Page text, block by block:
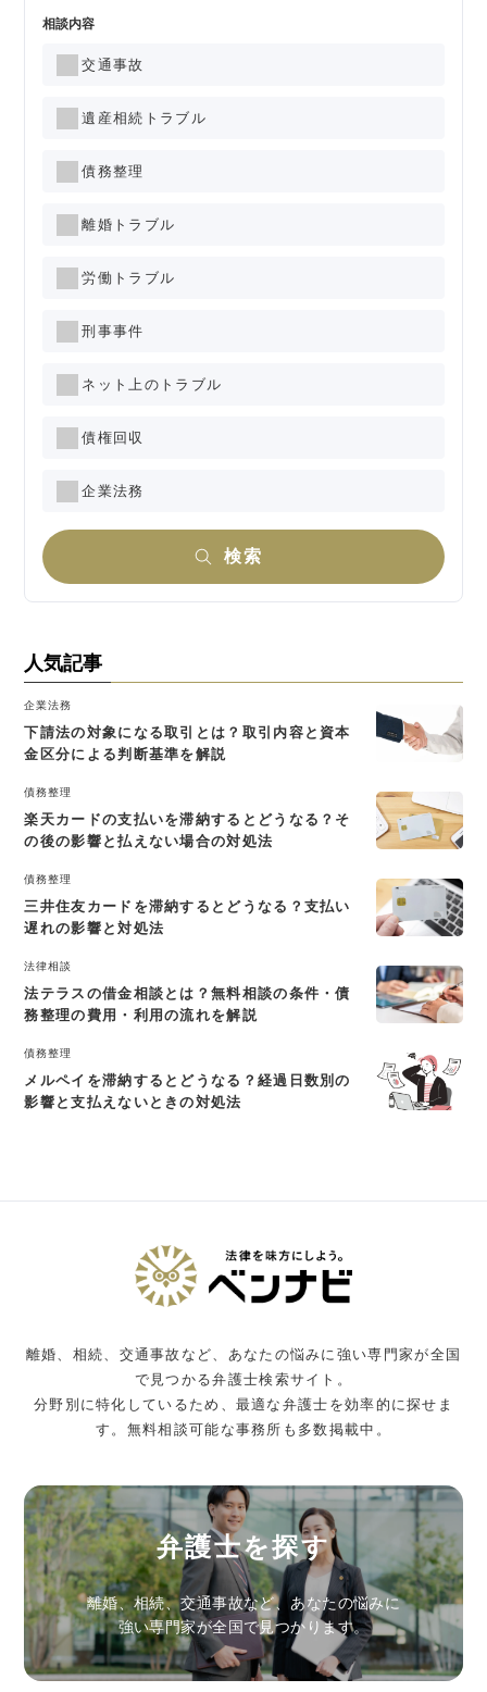
相談内容
交通事故
遺産相続トラブル
債務整理
離婚トラブル
労働トラブル
刑事事件
ネット上のトラブル
債権回収
企業法務
検索
人気記事
企業法務
下請法の対象になる取引とは？取引内容と資本
金区分による判断基準を解説
債務整理
楽天カードの支払いを滞納するとどうなる？そ
の後の影響と払えない場合の対処法
債務整理
三井住友カードを滞納するとどうなる？支払い
遅れの影響と対処法
法律相談
法テラスの借金相談とは？無料相談の条件・債
務整理の費用・利用の流れを解説
債務整理
メルペイを滞納するとどうなる？経過日数別の
影響と支払えないときの対処法
離婚、相続、交通事故など、あなたの悩みに強い専門家が全国
で見つかる弁護士検索サイト。
分野別に特化しているため、最適な弁護士を効率的に探せま
す。無料相談可能な事務所も多数掲載中。
弁護士を探す
離婚、相続、交通事故など、あなたの悩みに
強い専門家が全国で見つかります。